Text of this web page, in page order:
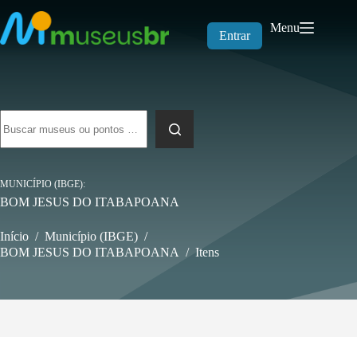
para
o
conteúdo
Entrar
Menu
resultados
MUNICÍPIO (IBGE)
BOM JESUS DO ITABAPOANA
Início / Município (IBGE) /
BOM JESUS DO ITABAPOANA / Itens